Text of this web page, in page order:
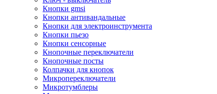
Кнопки gmsi
Кнопки антивандальные
Кнопки для электроинструмента
Кнопки пьезо
Кнопки сенсорные
Кнопочные переключатели
Кнопочные посты
Колпачки для кнопок
Микропереключатели
Микротумблеры